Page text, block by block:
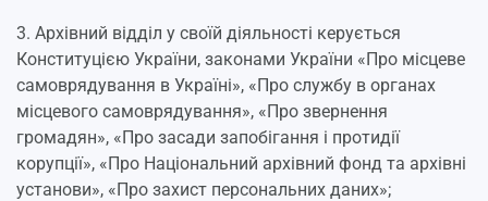
3. Архівний відділ у своїй діяльності керується
Конституцією України, законами України «Про місцеве
самоврядування в Україні», «Про службу в органах
місцевого самоврядування», «Про звернення
громадян», «Про засади запобігання і протидії
корупції», «Про Національний архівний фонд та архівні
установи», «Про захист персональних даних»;